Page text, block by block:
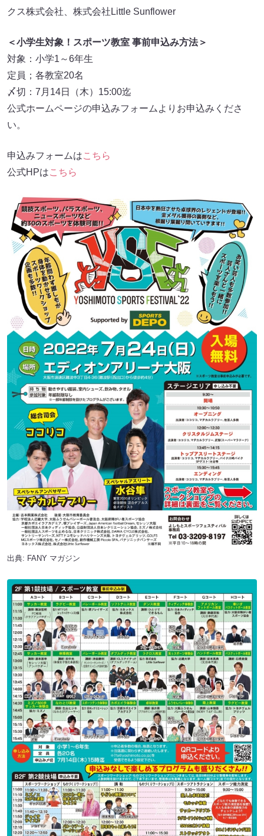
クス株式会社、株式会社Little Sunflower
＜小学生対象！スポーツ教室 事前申込み方法＞
対象：小学1～6年生
定員；各教室20名
〆切：7月14日（木）15:00迄
公式ホームページの申込みフォームよりお申込みくださ
い。
申込みフォームはこちら
公式HPはこちら
出典: FANY マガジン